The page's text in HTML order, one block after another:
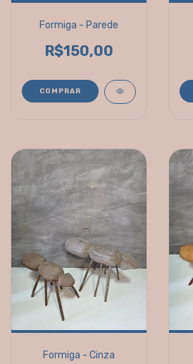
Formiga - Parede
R$150,00
COMPRAR
Formiga - Cinza